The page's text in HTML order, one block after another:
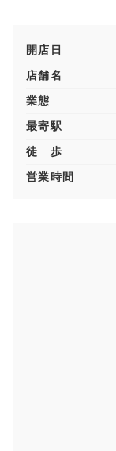
開店日
店舗名
業態
最寄駅
徒 歩
営業時間